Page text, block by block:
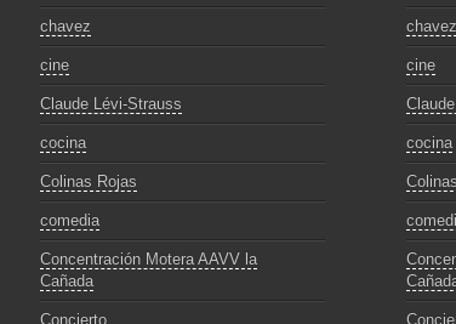
chavez
cine
Claude Lévi-Strauss
cocina
Colinas Rojas
comedia
Concentración Motera AAVV la
Cañada
Concierto
chavez
cine
cocina